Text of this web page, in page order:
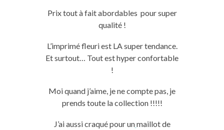
Prix tout à fait abordables pour super
qualité !
L’imprimé fleuri est LA super tendance.
Et surtout… Tout est hyper confortable
!
Moi quand j’aime, je ne compte pas, je
prends toute la collection !!!!!
J’ai aussi craqué pour unmaillot de